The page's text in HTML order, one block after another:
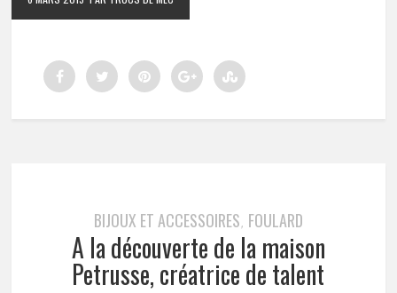
BIJOUX ET ACCESSOIRES, FOULARD
A la découverte de la maison
Petrusse, créatrice de talent